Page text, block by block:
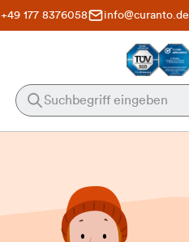
+49 177 8376058 info@curanto.de